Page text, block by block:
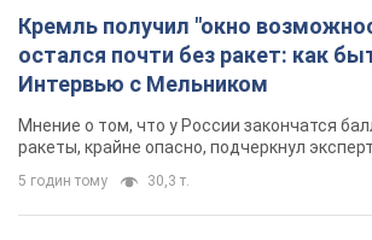
Кремль получил "окно
остался почти без ракет: как
Интервью с Мельником
Мнение о том, что у России закончатся
ракеты, крайне опасно, подчеркнул эксперт
5 годин тому 30,3 т.